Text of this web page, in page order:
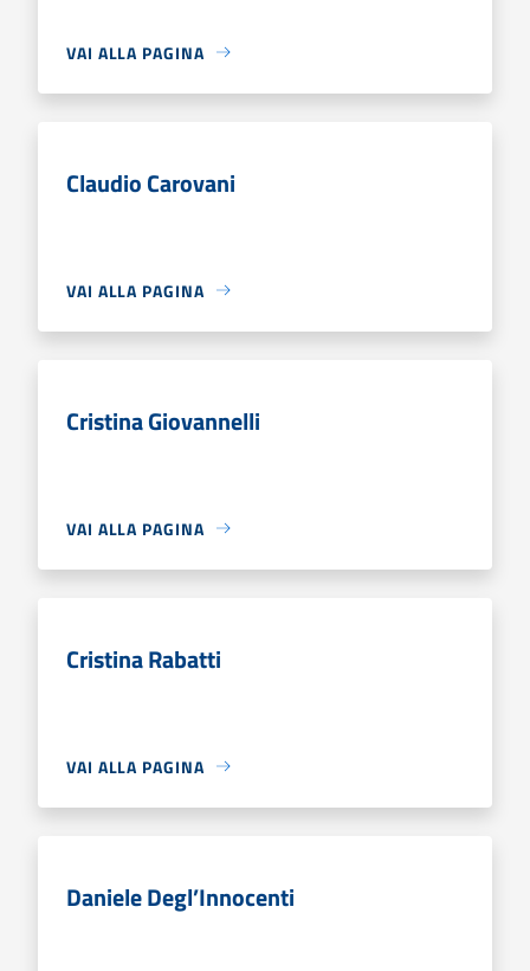
VAI ALLA PAGINA
Claudio Carovani
VAI ALLA PAGINA
Cristina Giovannelli
VAI ALLA PAGINA
Cristina Rabatti
VAI ALLA PAGINA
Daniele Degl’Innocenti